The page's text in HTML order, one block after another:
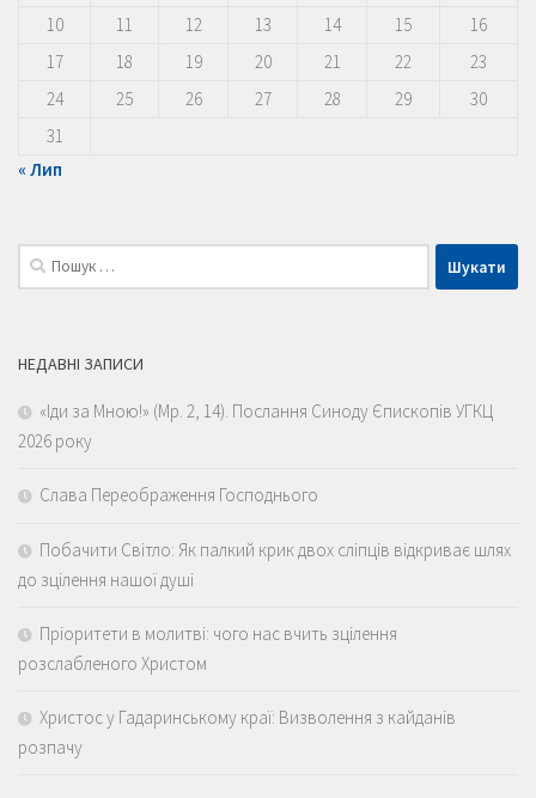
10
11 12 13 14 15
16
17
18 19 20 21 22
23
24
25 26 27 28 29
30
31
« Лип
Пошук:
НЕДАВНІ ЗАПИСИ
«Іди за Мною!» (Мр. 2, 14). Послання Синоду Єпископів УГКЦ
2026 року
Слава Переображення Господнього
Побачити Світло: Як палкий крик двох сліпців відкриває шлях
до зцілення нашої душі
Пріоритети в молитві: чого нас вчить зцілення
розслабленого Христом
Христос у Гадаринському краї: Визволення з кайданів
розпачу